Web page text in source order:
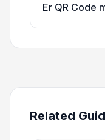
Er QR Code
Related